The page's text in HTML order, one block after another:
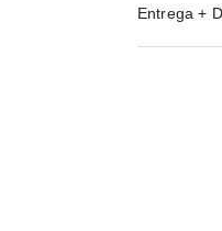
Entrega +